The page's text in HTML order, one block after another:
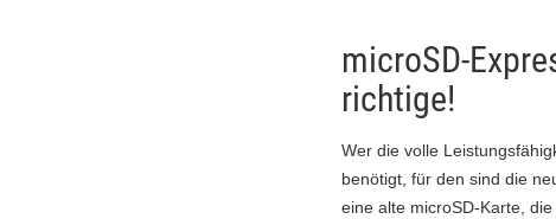
microSD-
richtige!
Wer die volle
benötigt, für den sind die
eine alte microSD-Karte,